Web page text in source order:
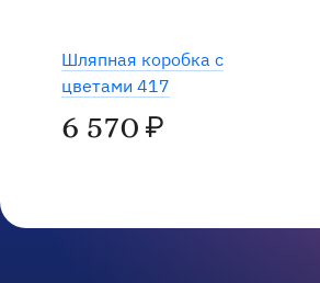
Шляпная коробка с
цветами 417
6 570 ₽